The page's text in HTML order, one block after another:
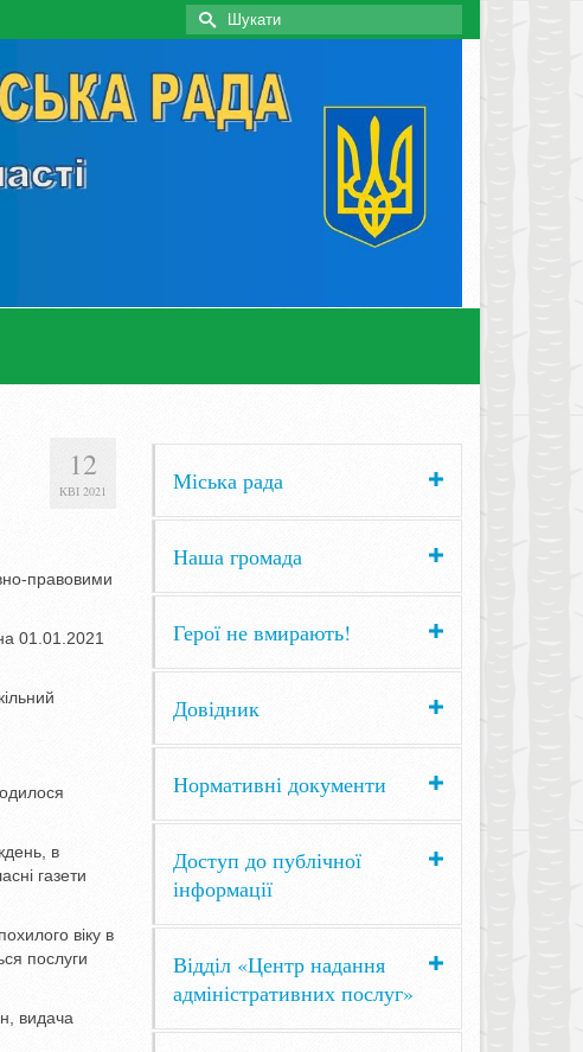
Search
for:
12
КВІ 2021
правовими
01.01.2021
в
газети
віку в
послуги
видача
Міська рада
Наша громада
Герої не вмирають!
Довідник
Нормативні документи
Доступ до публічної
інформації
Відділ «Центр надання
адміністративних послуг»